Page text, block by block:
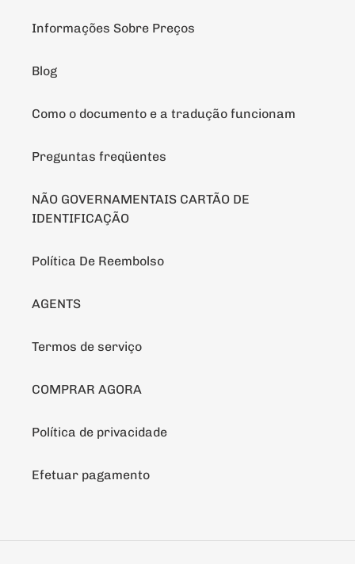
Informações Sobre Preços
Blog
Como o documento e a tradução funcionam
Preguntas freqüentes
NÃO GOVERNAMENTAIS CARTÃO DE
IDENTIFICAÇÃO
Política De Reembolso
AGENTS
Termos de serviço
COMPRAR AGORA
Política de privacidade
Efetuar pagamento